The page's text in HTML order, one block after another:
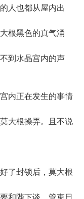
人也都从屋内出
根黑色的真气涌
到水晶宫内的声
内正在发生的事情
大根操弄。且不说
了封锁后，莫大根
和陛下谈，管束日